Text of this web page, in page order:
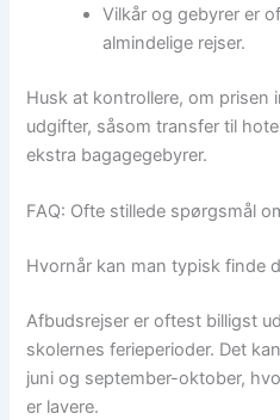
Vilkår og gebyrer er
almindelige rejser.
Husk at kontrollere, om prisen
udgifter, såsom transfer til
ekstra bagagegebyrer.
FAQ: Ofte stillede spørgsmål
Hvornår kan man typisk finde
Afbudsrejser er oftest billigst
skolernes ferieperioder. Det
juni og september-oktober,
er lavere.